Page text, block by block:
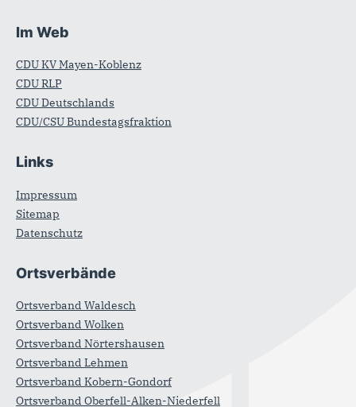
Im Web
CDU KV Mayen-Koblenz
CDU RLP
CDU Deutschlands
CDU/CSU Bundestagsfraktion
Links
Impressum
Sitemap
Datenschutz
Ortsverbände
Ortsverband Waldesch
Ortsverband Wolken
Ortsverband Nörtershausen
Ortsverband Lehmen
Ortsverband Kobern-Gondorf
Ortsverband Oberfell-Alken-Niederfell